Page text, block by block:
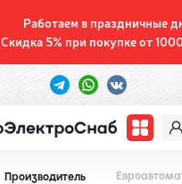
Работаем в праздничные
Скидка 5% при покупке от
Производитель